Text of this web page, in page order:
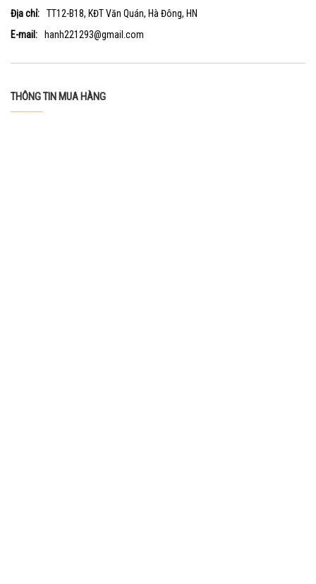
Địa chỉ:
TT12-B18, KĐT Văn Quán, Hà Đông, HN
E-mail:
hanh221293@gmail.com
THÔNG TIN MUA HÀNG